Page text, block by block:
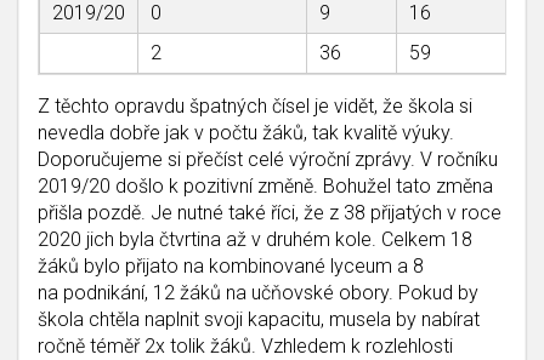
2019/20
0 9 16
2
36 59
Z těchto opravdu špatných čísel je vidět, že škola si
nevedla dobře jak v počtu žáků, tak kvalitě výuky.
Doporučujeme si přečíst celé výroční zprávy. V ročníku
2019/20 došlo k pozitivní změně. Bohužel tato změna
přišla pozdě. Je nutné také říci, že z 38 přijatých v roce
2020 jich byla čtvrtina až v druhém kole. Celkem 18
žáků bylo přijato na kombinované lyceum a 8
na podnikání, 12 žáků na učňovské obory. Pokud by
škola chtěla naplnit svoji kapacitu, musela by nabírat
ročně téměř 2x tolik žáků. Vzhledem k rozlehlosti